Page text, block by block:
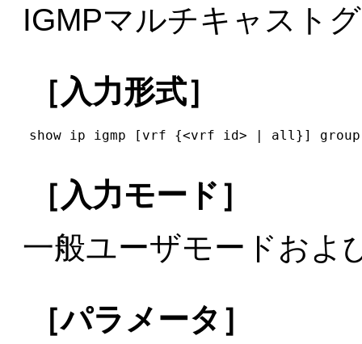
IGMPマルチキャスト
［入力形式］
show ip igmp [vrf {<vrf id> | all}] group
［入力モード］
一般ユーザモードおよ
［パラメータ］